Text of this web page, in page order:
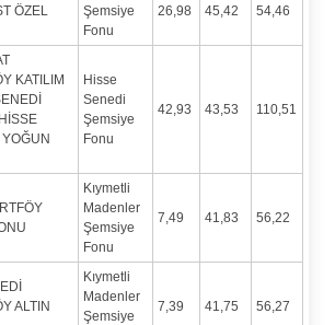
ÖZEL
Şemsiye
Fonu
26,98 45,42 54,46
KATILIM
Hisse
Senedi
Şemsiye
Fonu
42,93 43,53 110,51
Kıymetli
Madenler
Şemsiye
Fonu
7,49 41,83 56,22
ALTIN
Kıymetli
Madenler
Şemsiye
7,39 41,75 56,27